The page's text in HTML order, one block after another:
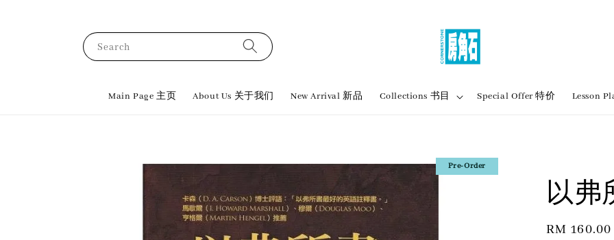
Search
Main Page 主页 About Us 关于我们 New Arrival 新品 Collections 书目 Special Offer 特价 Lesson
Pre-Order
以弗
Regular
RM 160.00